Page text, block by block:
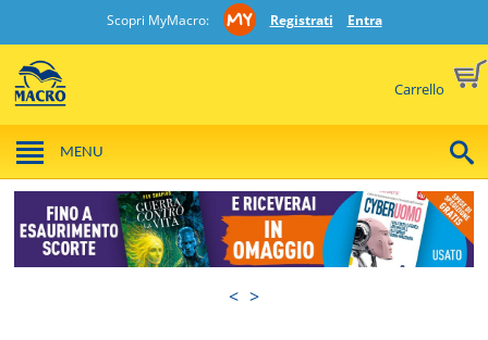
Scopri MyMacro: Registrati Entra
Carrello
MENU
< >